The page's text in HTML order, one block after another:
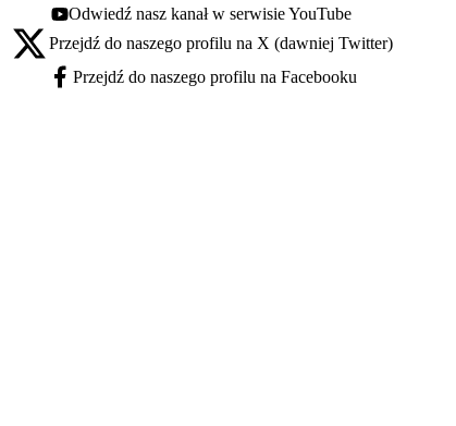
Youtube - otwiera się w nowej karcie
Odwiedź nasz kanał w serwisie YouTube
X - otwiera się w nowej karcie
Przejdź do naszego profilu na X (dawniej Twitter)
Facebook - otwiera się w nowej karcie
Przejdź do naszego profilu na Facebooku